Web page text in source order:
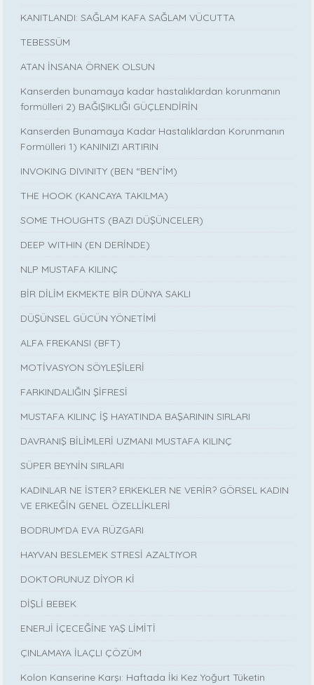
KANITLANDI: SAĞLAM KAFA SAĞLAM VÜCUTTA
TEBESSÜM
ATAN İNSANA ÖRNEK OLSUN
Kanserden bunamaya kadar hastalıklardan korunmanın
formülleri 2) BAĞIŞIKLIĞI GÜÇLENDİRİN
Kanserden Bunamaya Kadar Hastalıklardan Korunmanın
Formülleri 1) KANINIZI ARTIRIN
INVOKING DIVINITY (BEN “BEN”İM)
THE HOOK (KANCAYA TAKILMA)
SOME THOUGHTS (BAZI DÜŞÜNCELER)
DEEP WITHIN (EN DERİNDE)
NLP MUSTAFA KILINÇ
BİR DİLİM EKMEKTE BİR DÜNYA SAKLI
DÜŞÜNSEL GÜCÜN YÖNETİMİ
ALFA FREKANSI (BFT)
MOTİVASYON SÖYLEŞİLERİ
FARKINDALIĞIN ŞİFRESİ
MUSTAFA KILINÇ İŞ HAYATINDA BAŞARININ SIRLARI
DAVRANIŞ BİLİMLERİ UZMANI MUSTAFA KILINÇ
SÜPER BEYNİN SIRLARI
KADINLAR NE İSTER? ERKEKLER NE VERİR? GÖRSEL KADIN
VE ERKEĞİN GENEL ÖZELLİKLERİ
BODRUM’DA EVA RÜZGARI
HAYVAN BESLEMEK STRESİ AZALTIYOR
DOKTORUNUZ DİYOR Kİ
DİŞLİ BEBEK
ENERJİ İÇECEĞİNE YAŞ LİMİTİ
ÇINLAMAYA İLAÇLI ÇÖZÜM
Kolon Kanserine Karşı: Haftada İki Kez Yoğurt Tüketin